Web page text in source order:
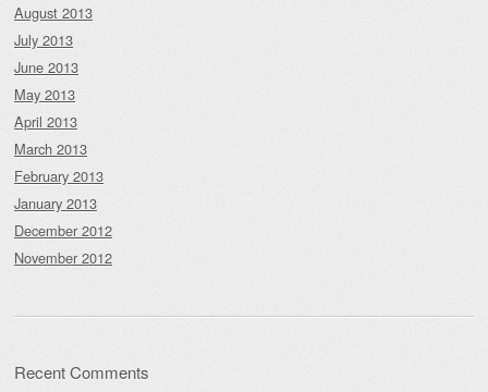
August 2013
July 2013
June 2013
May 2013
April 2013
March 2013
February 2013
January 2013
December 2012
November 2012
Recent Comments